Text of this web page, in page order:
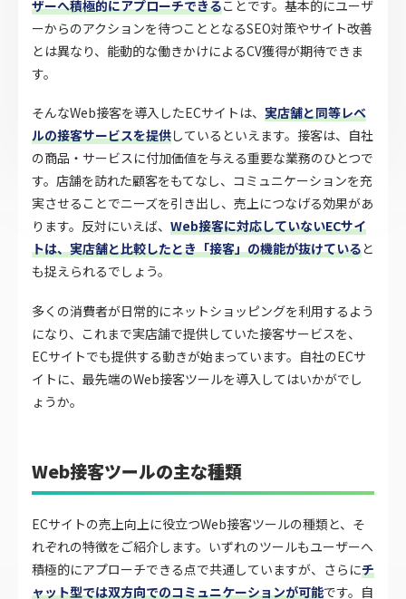
ザーへ積極的にアプローチできることです。基本的にユーザ
ーからのアクションを待つこととなるSEO対策やサイト改善
とは異なり、能動的な働きかけによるCV獲得が期待できま
す。
そんなWeb接客を導入したECサイトは、 実店舗と同等レベ
ルの接客サービスを提供しているといえます。接客は、自社
の商品・サービスに付加価値を与える重要な業務のひとつで
す。店舗を訪れた顧客をもてなし、コミュニケーションを充
実させることでニーズを引き出し、売上につなげる効果があ
ります。反対にいえば、 Web接客に対応していないECサイ
トは、実店舗と比較したとき「接客」の機能が抜けていると
も捉えられるでしょう。
多くの消費者が日常的にネットショッピングを利用するよう
になり、これまで実店舗で提供していた接客サービスを、
ECサイトでも提供する動きが始まっています。自社のECサ
イトに、最先端のWeb接客ツールを導入してはいかがでし
ょうか。
Web接客ツールの主な種類
ECサイトの売上向上に役立つWeb接客ツールの種類と、そ
れぞれの特徴をご紹介します。いずれのツールもユーザーへ
積極的にアプローチできる点で共通していますが、さらにチ
ャット型では双方向でのコミュニケーションが可能です。自